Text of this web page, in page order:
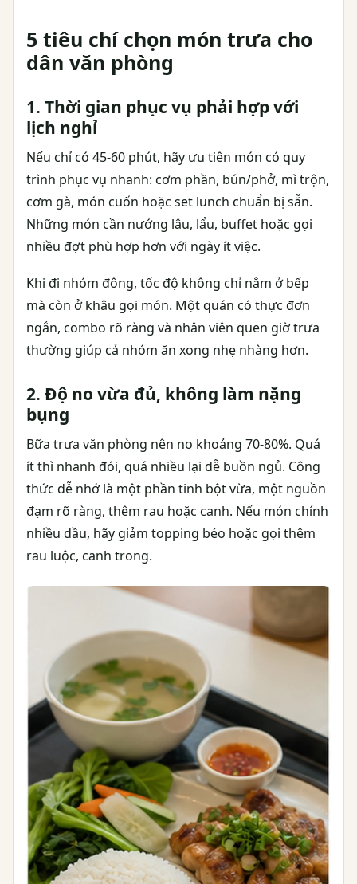
5 tiêu chí chọn món trưa cho
dân văn phòng
1. Thời gian phục vụ phải hợp với
lịch nghỉ
Nếu chỉ có 45-60 phút, hãy ưu tiên món có quy
trình phục vụ nhanh: cơm phần, bún/phở, mì trộn,
cơm gà, món cuốn hoặc set lunch chuẩn bị sẵn.
Những món cần nướng lâu, lẩu, buffet hoặc gọi
nhiều đợt phù hợp hơn với ngày ít việc.
Khi đi nhóm đông, tốc độ không chỉ nằm ở bếp
mà còn ở khâu gọi món. Một quán có thực đơn
ngắn, combo rõ ràng và nhân viên quen giờ trưa
thường giúp cả nhóm ăn xong nhẹ nhàng hơn.
2. Độ no vừa đủ, không làm nặng
bụng
Bữa trưa văn phòng nên no khoảng 70-80%. Quá
ít thì nhanh đói, quá nhiều lại dễ buồn ngủ. Công
thức dễ nhớ là một phần tinh bột vừa, một nguồn
đạm rõ ràng, thêm rau hoặc canh. Nếu món chính
nhiều dầu, hãy giảm topping béo hoặc gọi thêm
rau luộc, canh trong.